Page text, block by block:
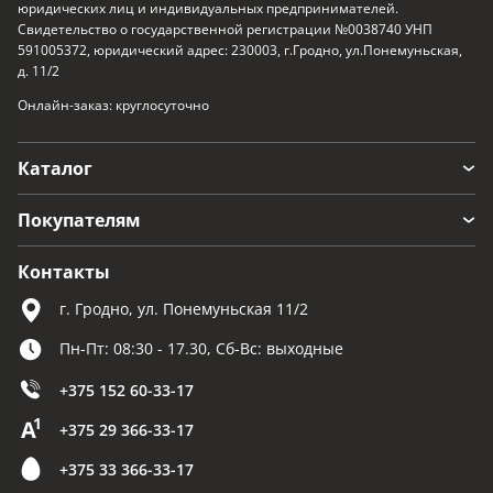
юридических лиц и индивидуальных предпринимателей.
Свидетельство о государственной регистрации №0038740 УНП
591005372, юридический адрес: 230003, г.Гродно, ул.Понемуньская,
д. 11/2
Онлайн-заказ: круглосуточно
Каталог
Покупателям
Контакты
г. Гродно, ул. Понемуньская 11/2
Пн-Пт: 08:30 - 17.30, Сб-Вс: выходные
+375 152 60-33-17
+375 29 366-33-17
+375 33 366-33-17